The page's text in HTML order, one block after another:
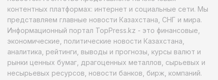
контентных платформах: интернет и социальные сети. Мы
представляем главные новости Казахстана, СНГ и мира.
Информационный портал TopPress.kz - это финансовые,
экономические, политические новости Казахстана,
аналитика, рейтинги, выводы и прогнозы, курсы валют и
рынки ценных бумаг, драгоценных металлов, сырьевых и
несырьевых ресурсов, новости банков, бирж, компаний.